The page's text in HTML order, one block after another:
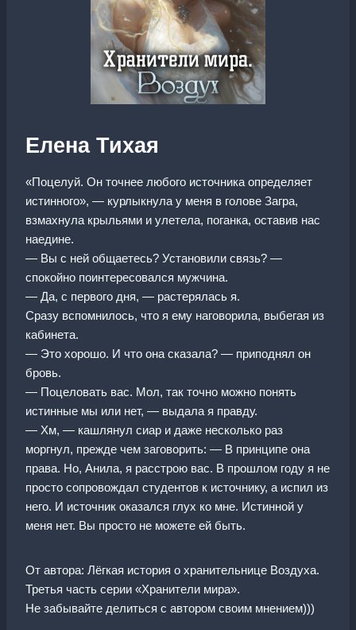
Елена Тихая
«Поцелуй. Он точнее любого источника определяет
истинного», — курлыкнула у меня в голове Загра,
взмахнула крыльями и улетела, поганка, оставив нас
наедине.
— Вы с ней общаетесь? Установили связь? —
спокойно поинтересовался мужчина.
— Да, с первого дня, — растерялась я.
Сразу вспомнилось, что я ему наговорила, выбегая из
кабинета.
— Это хорошо. И что она сказала? — приподнял он
бровь.
— Поцеловать вас. Мол, так точно можно понять
истинные мы или нет, — выдала я правду.
— Хм, — кашлянул сиар и даже несколько раз
моргнул, прежде чем заговорить: — В принципе она
права. Но, Анила, я расстрою вас. В прошлом году я не
просто сопровождал студентов к источнику, а испил из
него. И источник оказался глух ко мне. Истинной у
меня нет. Вы просто не можете ей быть.
От автора: Лёгкая история о хранительнице Воздуха.
Третья часть серии «Хранители мира».
Не забывайте делиться с автором своим мнением)))